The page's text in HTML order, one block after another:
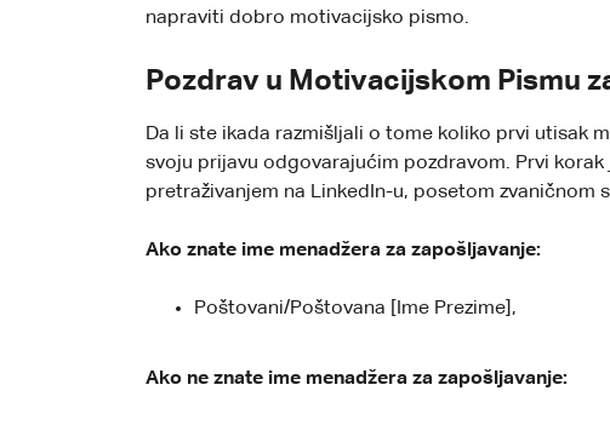
napraviti dobro motivacijsko pismo.
Pozdrav u Motivacijskom Pismu
Da li ste ikada razmišljali o tome koliko prvi utisak
svoju prijavu odgovarajućim pozdravom. Prvi
pretraživanjem na LinkedIn-u, posetom zvaničnom
Ako znate ime menadžera za zapošljavanje:
Poštovani/Poštovana [Ime Prezime],
Ako ne znate ime menadžera za zapošljavanje: